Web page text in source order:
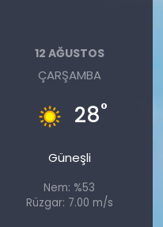
12 AĞUSTOS
ÇARŞAMBA
28°
Güneşli
Nem: %53
Rüzgar: 7.00 m/s